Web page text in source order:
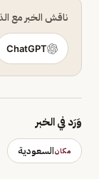
ناقش الخبر مع
ChatGPT
وَرَد في الخبر
مكانالسعودية